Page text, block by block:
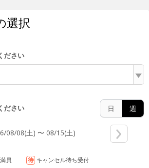
選択
ださい
ださい 日 週
08/08(土) 〜 08/15(土)
満員 待 キャンセル待ち受付